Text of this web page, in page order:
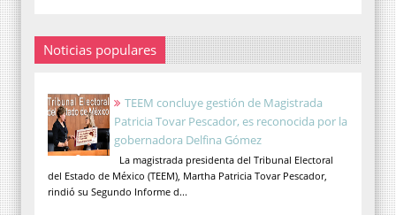
Noticias populares
TEEM concluye gestión de Magistrada
Patricia Tovar Pescador, es reconocida por la
gobernadora Delfina Gómez
La magistrada presidenta del Tribunal Electoral
del Estado de México (TEEM), Martha Patricia Tovar Pescador,
rindió su Segundo Informe d...